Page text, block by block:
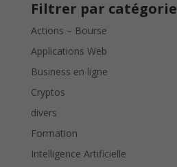
Filtrer par catégorie
Actions – Bourse
Applications Web
Business en ligne
Cryptos
divers
Formation
Intelligence Artificielle